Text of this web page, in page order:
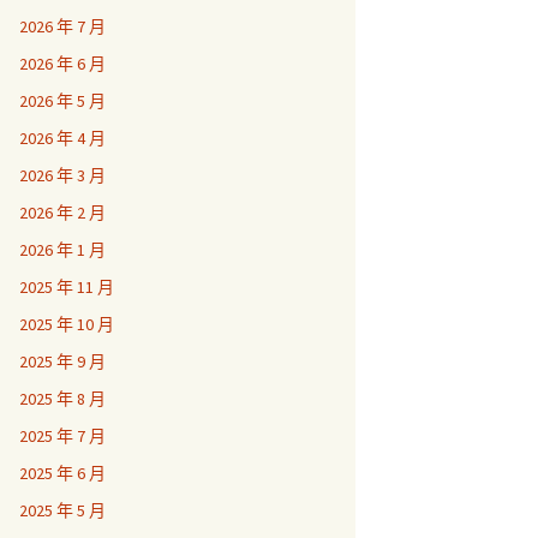
2026 年 7 月
2026 年 6 月
2026 年 5 月
2026 年 4 月
2026 年 3 月
2026 年 2 月
2026 年 1 月
2025 年 11 月
2025 年 10 月
2025 年 9 月
2025 年 8 月
2025 年 7 月
2025 年 6 月
2025 年 5 月